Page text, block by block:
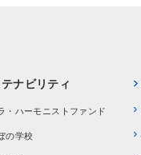
ナビリティ
・ハーモニストファンド
の学校